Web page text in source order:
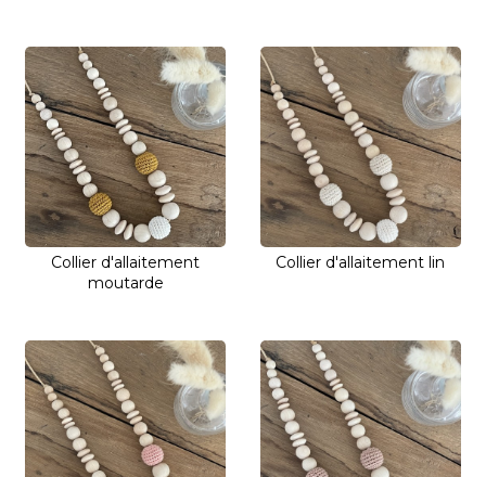
Collier d'allaitement
moutarde
Collier d'allaitement lin